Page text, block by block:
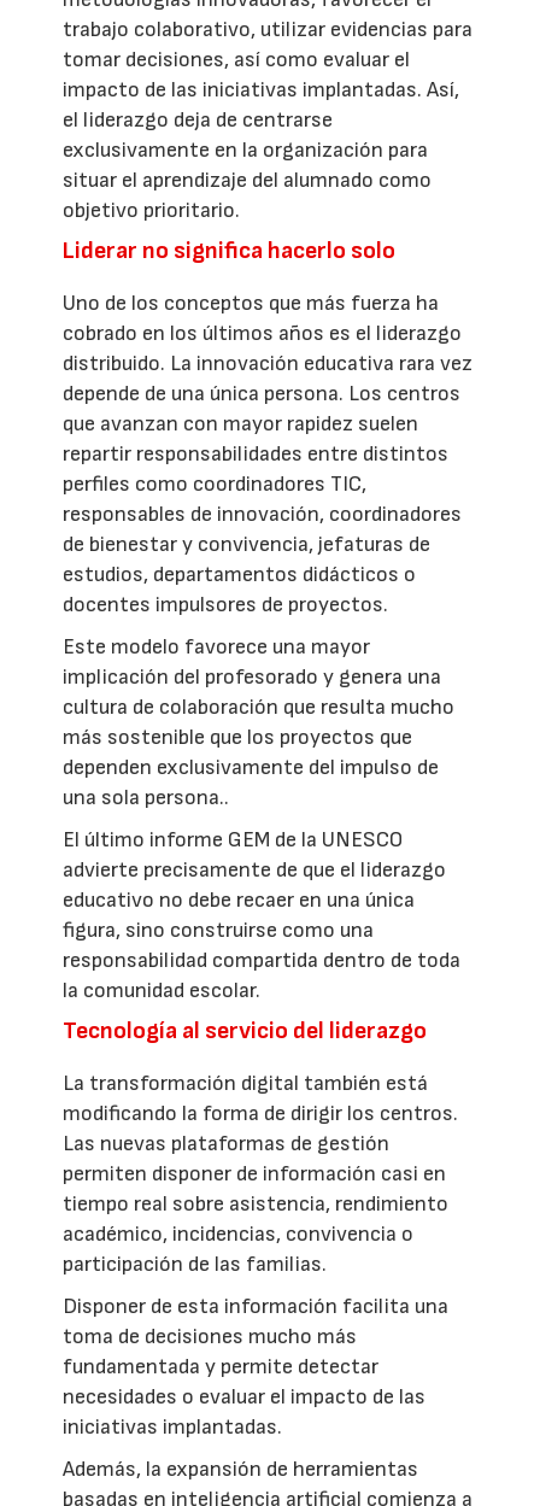
trabajo colaborativo, utilizar evidencias para
tomar decisiones, así como evaluar el
impacto de las iniciativas implantadas. Así,
el liderazgo deja de centrarse
exclusivamente en la organización para
situar el aprendizaje del alumnado como
objetivo prioritario.
Liderar no significa hacerlo solo
Uno de los conceptos que más fuerza ha
cobrado en los últimos años es el liderazgo
distribuido. La innovación educativa rara vez
depende de una única persona. Los centros
que avanzan con mayor rapidez suelen
repartir responsabilidades entre distintos
perfiles como coordinadores TIC,
responsables de innovación, coordinadores
de bienestar y convivencia, jefaturas de
estudios, departamentos didácticos o
docentes impulsores de proyectos.
Este modelo favorece una mayor
implicación del profesorado y genera una
cultura de colaboración que resulta mucho
más sostenible que los proyectos que
dependen exclusivamente del impulso de
una sola persona..
El último informe GEM de la UNESCO
advierte precisamente de que el liderazgo
educativo no debe recaer en una única
figura, sino construirse como una
responsabilidad compartida dentro de toda
la comunidad escolar.
Tecnología al servicio del liderazgo
La transformación digital también está
modificando la forma de dirigir los centros.
Las nuevas plataformas de gestión
permiten disponer de información casi en
tiempo real sobre asistencia, rendimiento
académico, incidencias, convivencia o
participación de las familias.
Disponer de esta información facilita una
toma de decisiones mucho más
fundamentada y permite detectar
necesidades o evaluar el impacto de las
iniciativas implantadas.
Además, la expansión de herramientas
basadas en inteligencia artificial comienza a